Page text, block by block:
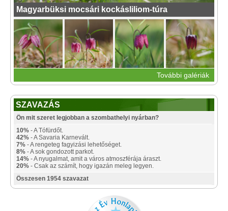
Magyarbüksi mocsári kockásliliom-túra
További galériák
SZAVAZÁS
Ön mit szeret legjobban a szombathelyi nyárban?
10% - A Tófürdőt.
42% - A Savaria Karnevált.
7% - A rengeteg fagyizási lehetőséget.
8% - A sok gondozott parkot.
14% - A nyugalmat, amit a város atmoszférája áraszt.
20% - Csak az számít, hogy igazán meleg legyen.
Összesen 1954 szavazat